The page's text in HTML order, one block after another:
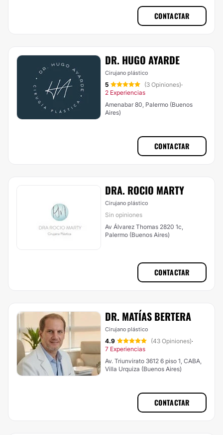
CONTACTAR
DR. HUGO AYARDE
Cirujano plástico
5 (3 Opiniones)·
2 Experiencias
Amenabar 80, Palermo (Buenos
Aires)
CONTACTAR
DRA. ROCIO MARTY
Cirujano plástico
Sin opiniones
Av Álvarez Thomas 2820 1c,
Palermo (Buenos Aires)
CONTACTAR
DR. MATÍAS BERTERA
Cirujano plástico
4.9 (43 Opiniones)·
7 Experiencias
Av. Triunvirato 3612 6 piso 1, CABA,
Villa Urquiza (Buenos Aires)
CONTACTAR